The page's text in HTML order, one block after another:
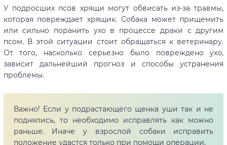
У подросших псов хрящи могут обвисать из-за травмы,
которая повреждает хрящик. Собака может прищемить
или сильно поранить ухо в процессе драки с другим
псом. В этой ситуации стоит обращаться к ветеринару.
От того, насколько серьезно было повреждено ухо,
зависит дальнейший прогноз и способы устранения
проблемы.
Важно! Если у подрастающего щенка уши так и не
поднялись, то необходимо исправлять как можно
раньше. Иначе у взрослой собаки исправить
положение удастся только при помощи операции.